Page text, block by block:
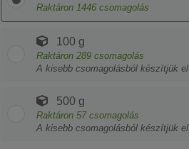
Raktáron 1446 csomagolás
100 g
Raktáron 289 csomagolás
A kisebb csomagolásból készítjük el
500 g
Raktáron 57 csomagolás
A kisebb csomagolásból készítjük el